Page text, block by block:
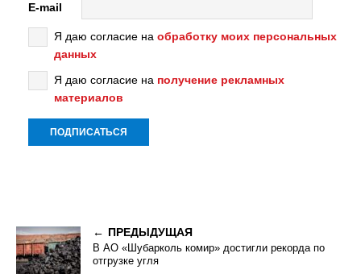
E-mail
Я даю согласие на обработку моих персональных
данных
Я даю согласие на получение рекламных
материалов
ПРЕДЫДУЩАЯ
В АО «Шубарколь комир» достигли рекорда по
отгрузке угля